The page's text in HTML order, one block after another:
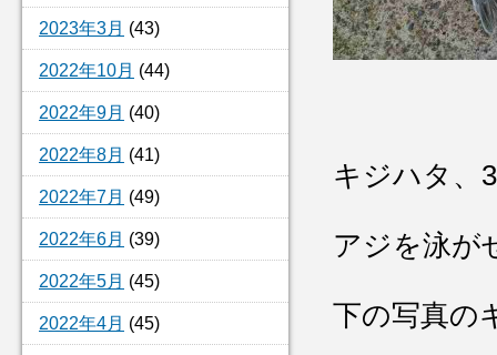
2023年3月 (43)
2022年10月 (44)
2022年9月 (40)
2022年8月 (41)
2022年7月 (49)
2022年6月 (39)
2022年5月 (45)
2022年4月 (45)
キジハタ、
アジを泳が
下の写真の